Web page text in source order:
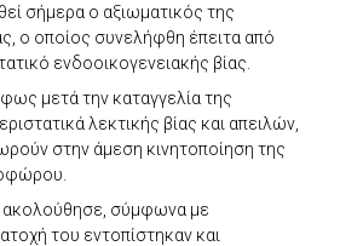
σήμερα ο αξιωματικός της
ο οποίος συνελήφθη έπειτα από
ενδοοικογενειακής βίας.
μετά την καταγγελία της
λεκτικής βίας και απειλών,
στην άμεση κινητοποίηση της
ακολούθησε, σύμφωνα με
του εντοπίστηκαν και